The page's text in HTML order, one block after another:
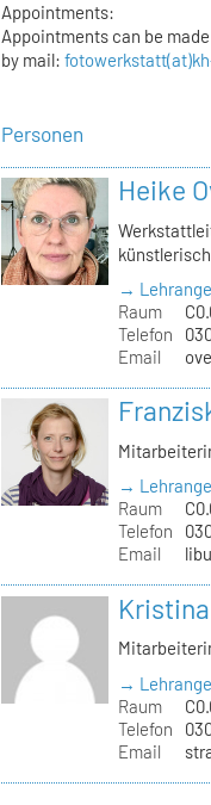
Appointments:
Appointments can be
by mail:
Personen
Heike
→
Raum
Telefon
Email
→
Raum
Telefon
Email
→
Raum
Telefon
Email